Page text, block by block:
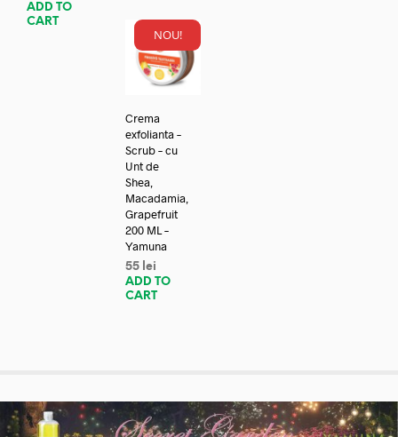
ADD TO
CART
NOU!
Crema
exfolianta –
Scrub – cu
Unt de
Shea,
Macadamia,
Grapefruit
200 ML –
Yamuna
55 lei
ADD TO
CART